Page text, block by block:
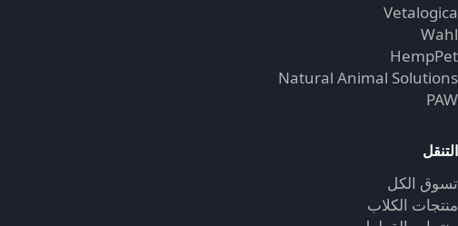
Vetalogica
Wahl
HempPet
Natural Animal Solutions
PAW
التنقل
تسوق الكل
منتجات الكلاب